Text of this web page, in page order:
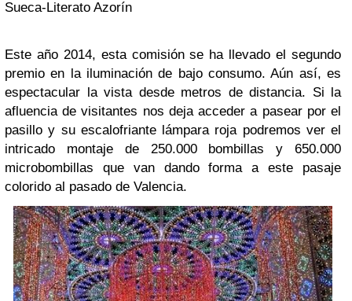
Sueca-Literato Azorín
Este año 2014, esta comisión se ha llevado el segundo
premio en la iluminación de bajo consumo. Aún así, es
espectacular la vista desde metros de distancia. Si la
afluencia de visitantes nos deja acceder a pasear por el
pasillo y su escalofriante lámpara roja podremos ver el
intricado montaje de 250.000 bombillas y 650.000
microbombillas que van dando forma a este pasaje
colorido al pasado de Valencia.